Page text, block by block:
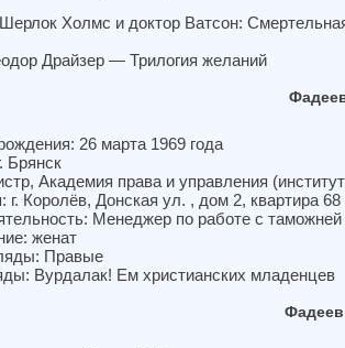
Холмс и доктор Ватсон:
Драйзер — Трилогия желаний
26 марта 1969 года
Брянск
Академия права и управления
г. Королёв, Донская ул. , дом 2, квартира 68
Менеджер по работе с таможней
женат
Правые
Вурдалак! Ем христианских младенцев